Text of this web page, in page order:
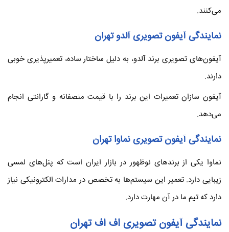
می‌کنند.
نمایندگی آیفون تصویری آلدو تهران
آیفون‌های تصویری برند آلدو، به دلیل ساختار ساده، تعمیرپذیری خوبی
دارند.
آیفون سازان تعمیرات این برند را با قیمت منصفانه و گارانتی انجام
می‌دهد.
نمایندگی آیفون تصویری نماوا تهران
نماوا یکی از برندهای نوظهور در بازار ایران است که پنل‌های لمسی
زیبایی دارد. تعمیر این سیستم‌ها به تخصص در مدارات الکترونیکی نیاز
دارد که تیم ما در آن مهارت دارد.
نمایندگی آیفون تصویری اف اف تهران